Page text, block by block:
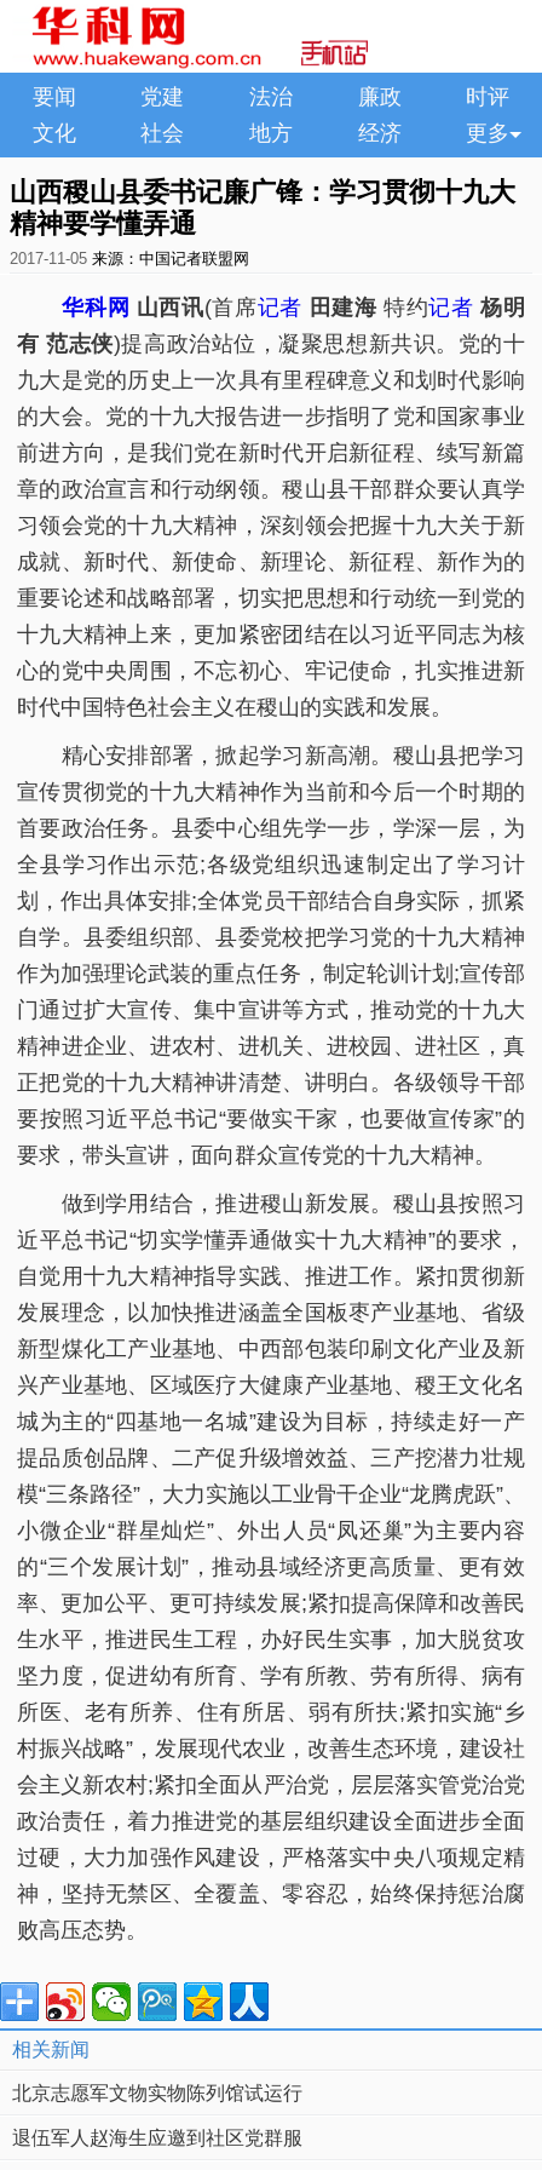
要闻 党建 法治 廉政
时评
文化
社会 地方 经济 更多
山西稷山县委书记廉广锋：学习贯彻十九大
精神要学懂弄通
2017-11-05 来源：中国记者联盟网
华科网 山西讯(首席记者 田建海 特约记者 杨明
有 范志侠)提高政治站位，凝聚思想新共识。党的十
九大是党的历史上一次具有里程碑意义和划时代影响
的大会。党的十九大报告进一步指明了党和国家事业
前进方向，是我们党在新时代开启新征程、续写新篇
章的政治宣言和行动纲领。稷山县干部群众要认真学
习领会党的十九大精神，深刻领会把握十九大关于新
成就、新时代、新使命、新理论、新征程、新作为的
重要论述和战略部署，切实把思想和行动统一到党的
十九大精神上来，更加紧密团结在以习近平同志为核
心的党中央周围，不忘初心、牢记使命，扎实推进新
时代中国特色社会主义在稷山的实践和发展。
精心安排部署，掀起学习新高潮。稷山县把学习
宣传贯彻党的十九大精神作为当前和今后一个时期的
首要政治任务。县委中心组先学一步，学深一层，为
全县学习作出示范;各级党组织迅速制定出了学习计
划，作出具体安排;全体党员干部结合自身实际，抓紧
自学。县委组织部、县委党校把学习党的十九大精神
作为加强理论武装的重点任务，制定轮训计划;宣传部
门通过扩大宣传、集中宣讲等方式，推动党的十九大
精神进企业、进农村、进机关、进校园、进社区，真
正把党的十九大精神讲清楚、讲明白。各级领导干部
要按照习近平总书记“要做实干家，也要做宣传家”的
要求，带头宣讲，面向群众宣传党的十九大精神。
做到学用结合，推进稷山新发展。稷山县按照习
近平总书记“切实学懂弄通做实十九大精神”的要求，
自觉用十九大精神指导实践、推进工作。紧扣贯彻新
发展理念，以加快推进涵盖全国板枣产业基地、省级
新型煤化工产业基地、中西部包装印刷文化产业及新
兴产业基地、区域医疗大健康产业基地、稷王文化名
城为主的“四基地一名城”建设为目标，持续走好一产
提品质创品牌、二产促升级增效益、三产挖潜力壮规
模“三条路径”，大力实施以工业骨干企业“龙腾虎跃”、
小微企业“群星灿烂”、外出人员“凤还巢”为主要内容
的“三个发展计划”，推动县域经济更高质量、更有效
率、更加公平、更可持续发展;紧扣提高保障和改善民
生水平，推进民生工程，办好民生实事，加大脱贫攻
坚力度，促进幼有所育、学有所教、劳有所得、病有
所医、老有所养、住有所居、弱有所扶;紧扣实施“乡
村振兴战略”，发展现代农业，改善生态环境，建设社
会主义新农村;紧扣全面从严治党，层层落实管党治党
政治责任，着力推进党的基层组织建设全面进步全面
过硬，大力加强作风建设，严格落实中央八项规定精
神，坚持无禁区、全覆盖、零容忍，始终保持惩治腐
败高压态势。
相关新闻
北京志愿军文物实物陈列馆试运行
退伍军人赵海生应邀到社区党群服